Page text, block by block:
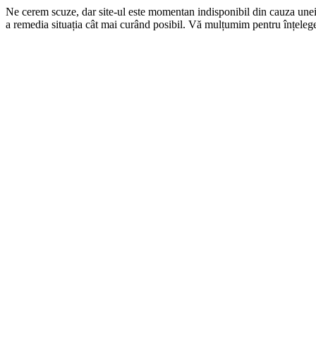
Ne cerem scuze, dar site-ul este momentan indisponibil din cauza
a remedia situația cât mai curând posibil. Vă mulțumim pentru